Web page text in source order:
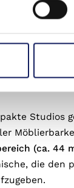
zentralen
eine
Studios
(ca. 44
die den